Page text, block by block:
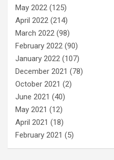
May 2022 (125)
April 2022 (214)
March 2022 (98)
February 2022 (90)
January 2022 (107)
December 2021 (78)
October 2021 (2)
June 2021 (40)
May 2021 (12)
April 2021 (18)
February 2021 (5)